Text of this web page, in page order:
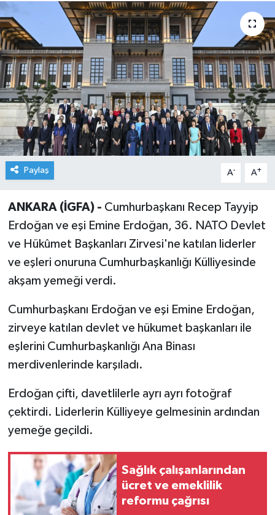
Paylaş A- A+
ANKARA (İGFA) - Cumhurbaşkanı Recep Tayyip
Erdoğan ve eşi Emine Erdoğan, 36. NATO Devlet
ve Hükûmet Başkanları Zirvesi'ne katılan liderler
ve eşleri onuruna Cumhurbaşkanlığı Külliyesinde
akşam yemeği verdi.
Cumhurbaşkanı Erdoğan ve eşi Emine Erdoğan,
zirveye katılan devlet ve hükumet başkanları ile
eşlerini Cumhurbaşkanlığı Ana Binası
merdivenlerinde karşıladı.
Erdoğan çifti, davetlilerle ayrı ayrı fotoğraf
çektirdi. Liderlerin Külliyeye gelmesinin ardından
yemeğe geçildi.
Sağlık çalışanlarından
ücret ve emeklilik
reformu çağrısı